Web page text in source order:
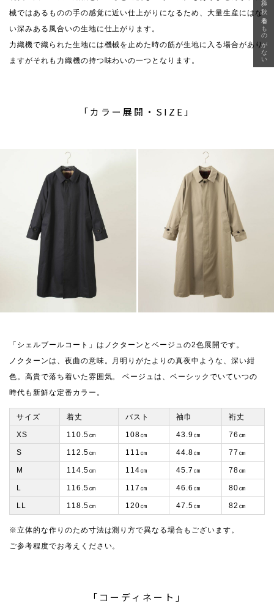
械ではあるものの手の感覚に近い仕上がりになるため、大量生産にはな
い深みある風合いの生地に仕上がります。
力織機で織られた生地には機械を止めた時の筋が生地に入る場合があり
ますがそれも力織機の持つ味わいの一つとなります。
「カラー展開・SIZE」
「シェルブールコート」はノクターンとベージュの2色展開です。
ノクターンは、夜曲の意味。月明りがたよりの真夜中ような、深い紺
色。高貴で落ち着いた雰囲気。 ベージュは、ベーシックでいていつの
時代も新鮮な定番カラー。
サイズ 着丈 バスト 袖巾 裄丈
XS 110.5㎝ 108㎝ 43.9㎝ 76㎝
S 112.5㎝ 111㎝ 44.8㎝ 77㎝
M 114.5㎝ 114㎝ 45.7㎝ 78㎝
L 116.5㎝ 117㎝ 46.6㎝ 80㎝
LL 118.5㎝ 120㎝ 47.5㎝ 82㎝
※立体的な作りのため寸法は測り方で異なる場合もございます。
ご参考程度でお考えください。
「コーディネート」
急に秋、着るものがない